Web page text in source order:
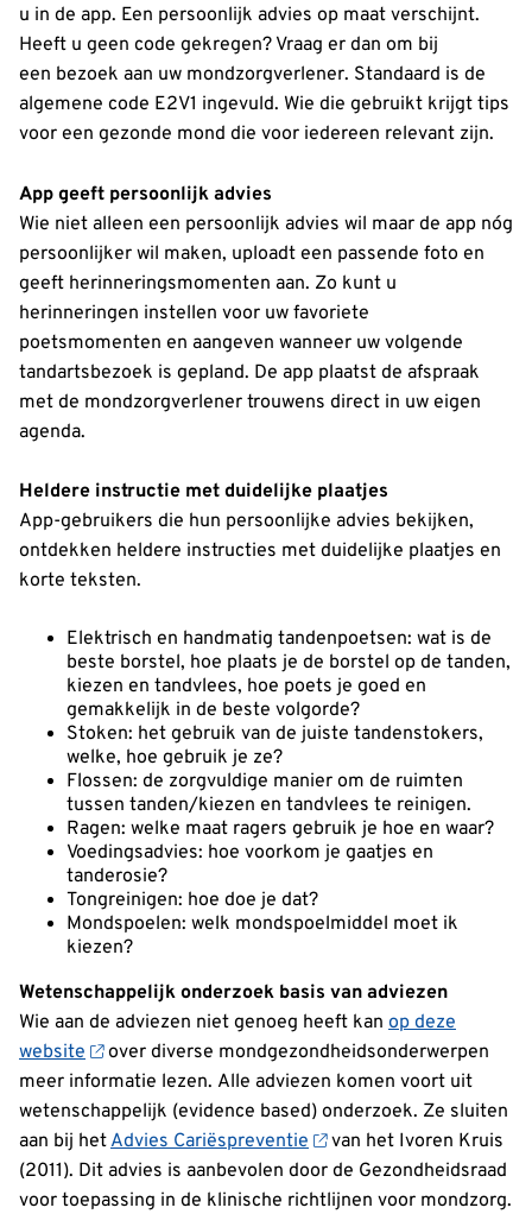
u in de app. Een persoonlijk advies op maat verschijnt.
Heeft u geen code gekregen? Vraag er dan om bij
een bezoek aan uw mondzorgverlener. Standaard is de
algemene code E2V1 ingevuld. Wie die gebruikt krijgt tips
voor een gezonde mond die voor iedereen relevant zijn.
App geeft persoonlijk advies
Wie niet alleen een persoonlijk advies wil maar de app nóg
persoonlijker wil maken, uploadt een passende foto en
geeft herinneringsmomenten aan. Zo kunt u
herinneringen instellen voor uw favoriete
poetsmomenten en aangeven wanneer uw volgende
tandartsbezoek is gepland. De app plaatst de afspraak
met de mondzorgverlener trouwens direct in uw eigen
agenda.
Heldere instructie met duidelijke plaatjes
App-gebruikers die hun persoonlijke advies bekijken,
ontdekken heldere instructies met duidelijke plaatjes en
korte teksten.
Elektrisch en handmatig tandenpoetsen: wat is de
beste borstel, hoe plaats je de borstel op de tanden,
kiezen en tandvlees, hoe poets je goed en
gemakkelijk in de beste volgorde?
Stoken: het gebruik van de juiste tandenstokers,
welke, hoe gebruik je ze?
Flossen: de zorgvuldige manier om de ruimten
tussen tanden/kiezen en tandvlees te reinigen.
Ragen: welke maat ragers gebruik je hoe en waar?
Voedingsadvies: hoe voorkom je gaatjes en
tanderosie?
Tongreinigen: hoe doe je dat?
Mondspoelen: welk mondspoelmiddel moet ik
kiezen?
Wetenschappelijk onderzoek basis van adviezen
Wie aan de adviezen niet genoeg heeft kan op deze
website
over diverse mondgezondheidsonderwerpen
meer informatie lezen. Alle adviezen komen voort uit
wetenschappelijk (evidence based) onderzoek. Ze sluiten
aan bij het Advies Cariëspreventie
van het Ivoren Kruis
(2011). Dit advies is aanbevolen door de Gezondheidsraad
voor toepassing in de klinische richtlijnen voor mondzorg.